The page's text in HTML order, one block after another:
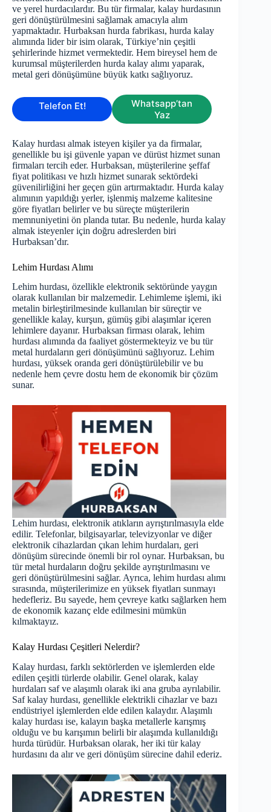
ve yerel hurdacılardır. Bu tür firmalar, kalay hurdasının
geri dönüştürülmesini sağlamak amacıyla alım
yapmaktadır. Hurbaksan hurda fabrikası, hurda kalay
alımında lider bir isim olarak, Türkiye’nin çeşitli
şehirlerinde hizmet vermektedir. Hem bireysel hem de
kurumsal müşterilerden hurda kalay alımı yaparak,
metal geri dönüşümüne büyük katkı sağlıyoruz.
Telefon Et!
Whatsapp’tan
Yaz
Kalay hurdası almak isteyen kişiler ya da firmalar,
genellikle bu işi güvenle yapan ve dürüst hizmet sunan
firmaları tercih eder. Hurbaksan, müşterilerine şeffaf
fiyat politikası ve hızlı hizmet sunarak sektördeki
güvenilirliğini her geçen gün artırmaktadır. Hurda kalay
alımının yapıldığı yerler, işlenmiş malzeme kalitesine
göre fiyatları belirler ve bu süreçte müşterilerin
memnuniyetini ön planda tutar. Bu nedenle, hurda kalay
almak isteyenler için doğru adreslerden biri
Hurbaksan’dır.
Lehim Hurdası Alımı
Lehim hurdası, özellikle elektronik sektöründe yaygın
olarak kullanılan bir malzemedir. Lehimleme işlemi, iki
metalin birleştirilmesinde kullanılan bir süreçtir ve
genellikle kalay, kurşun, gümüş gibi alaşımlar içeren
lehimlere dayanır. Hurbaksan firması olarak, lehim
hurdası alımında da faaliyet göstermekteyiz ve bu tür
metal hurdaların geri dönüşümünü sağlıyoruz. Lehim
hurdası, yüksek oranda geri dönüştürülebilir ve bu
nedenle hem çevre dostu hem de ekonomik bir çözüm
sunar.
Lehim hurdası, elektronik atıkların ayrıştırılmasıyla elde
edilir. Telefonlar, bilgisayarlar, televizyonlar ve diğer
elektronik cihazlardan çıkan lehim hurdaları, geri
dönüşüm sürecinde önemli bir rol oynar. Hurbaksan, bu
tür metal hurdaların doğru şekilde ayrıştırılmasını ve
geri dönüştürülmesini sağlar. Ayrıca, lehim hurdası alımı
sırasında, müşterilerimize en yüksek fiyatları sunmayı
hedefleriz. Bu sayede, hem çevreye katkı sağlarken hem
de ekonomik kazanç elde edilmesini mümkün
kılmaktayız.
Kalay Hurdası Çeşitleri Nelerdir?
Kalay hurdası, farklı sektörlerden ve işlemlerden elde
edilen çeşitli türlerde olabilir. Genel olarak, kalay
hurdaları saf ve alaşımlı olarak iki ana gruba ayrılabilir.
Saf kalay hurdası, genellikle elektrikli cihazlar ve bazı
endüstriyel işlemlerden elde edilen kalaydır. Alaşımlı
kalay hurdası ise, kalayın başka metallerle karışmış
olduğu ve bu karışımın belirli bir alaşımda kullanıldığı
hurda türüdür. Hurbaksan olarak, her iki tür kalay
hurdasını da alır ve geri dönüşüm sürecine dahil ederiz.